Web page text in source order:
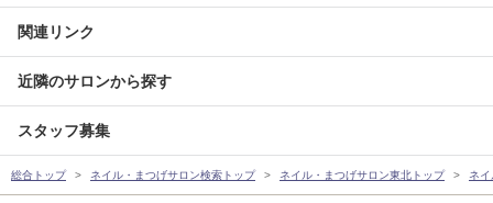
関連リンク
近隣のサロンから探す
スタッフ募集
総合トップ ネイル・まつげサロン検索トップ ネイル・まつげサロン東北トップ ネ